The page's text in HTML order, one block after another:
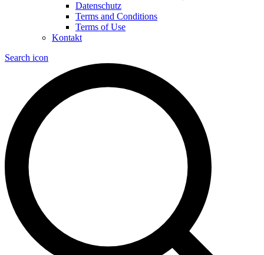
Datenschutz
Terms and Conditions
Terms of Use
Kontakt
Search icon